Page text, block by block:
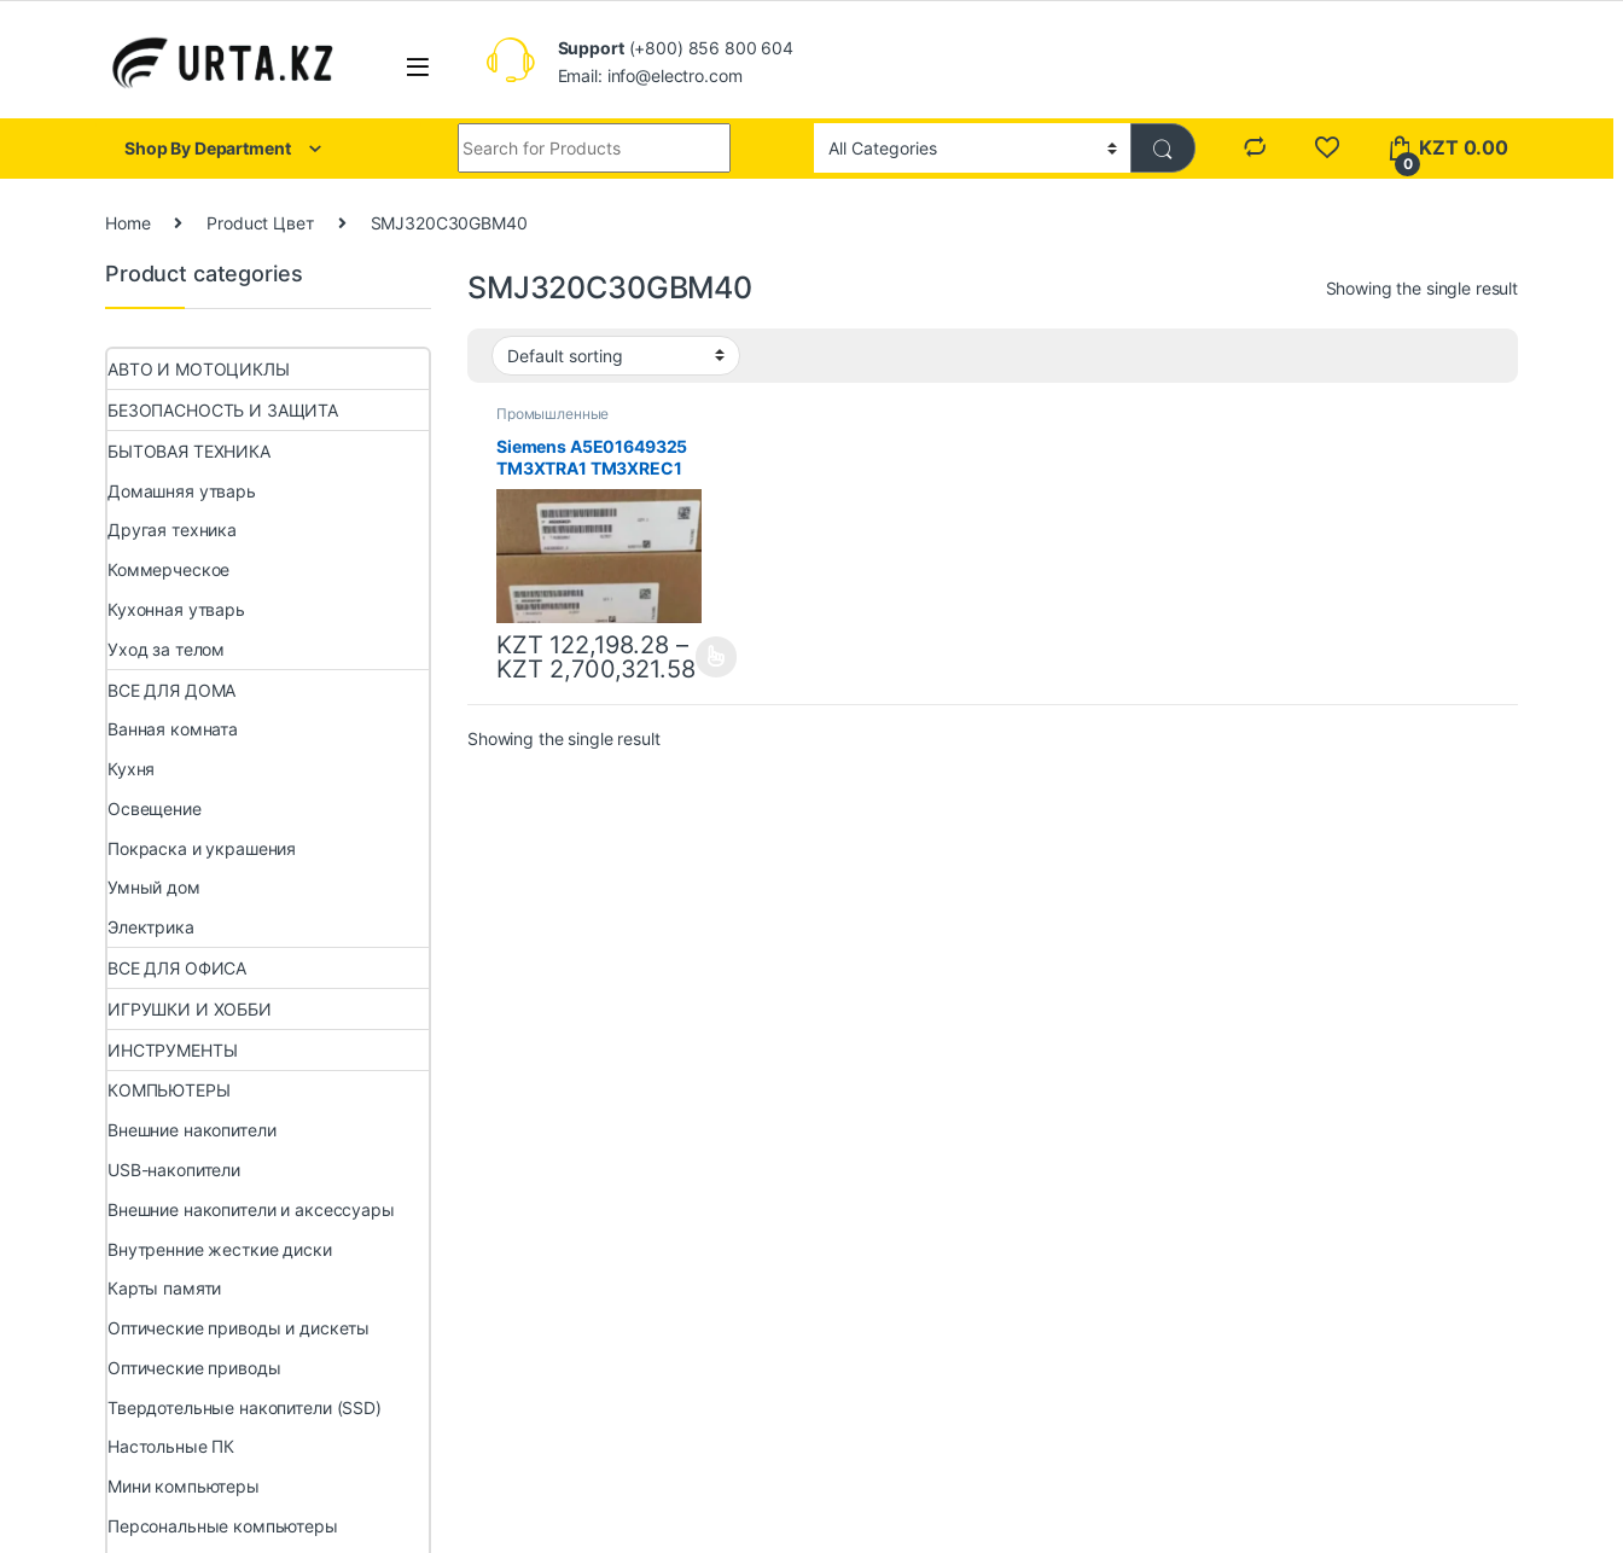
Support(+800) 856 800 604
Email: info@electro.com
Shop By Department
0
KZT 0.00
Home Product Цвет SMJ320C30GBM40
SMJ320C30GBM40 Showing the single result
Промышленные
Siemens A5E01649325
TM3XTRA1 TM3XREC1
SMJ320C30GBM40 MS-
98I6 919-98F6-007
KZT 122,198.28 –
KZT 2,700,321.58
Showing the single result
Product categories
АВТО И МОТОЦИКЛЫ
БЕЗОПАСНОСТЬ И ЗАЩИТА
БЫТОВАЯ ТЕХНИКА
Домашняя утварь
Другая техника
Коммерческое
Кухонная утварь
Уход за телом
ВСЕ ДЛЯ ДОМА
Ванная комната
Кухня
Освещение
Покраска и украшения
Умный дом
Электрика
ВСЕ ДЛЯ ОФИСА
ИГРУШКИ И ХОББИ
ИНСТРУМЕНТЫ
КОМПЬЮТЕРЫ
Внешние накопители
USB-накопители
Внешние накопители и аксессуары
Внутренние жесткие диски
Карты памяти
Оптические приводы и дискеты
Оптические приводы
Твердотельные накопители (SSD)
Настольные ПК
Мини компьютеры
Персональные компьютеры